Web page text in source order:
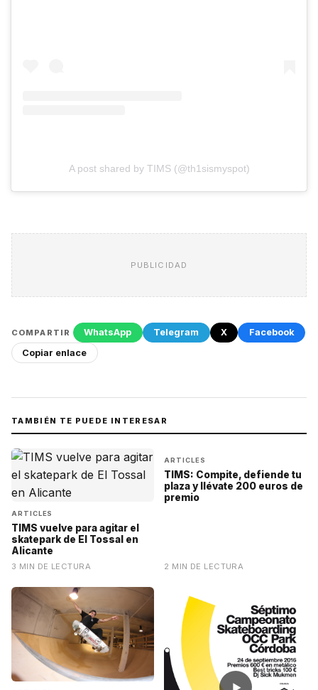
A post shared by TIMS (@th1sismyspot)
PUBLICIDAD
COMPARTIR WhatsApp Telegram X
Facebook
Copiar enlace
TAMBIÉN TE PUEDE INTERESAR
ARTICLES
TIMS vuelve para agitar el
skatepark de El Tossal en
Alicante
3 MIN DE LECTURA
ARTICLES
TIMS: Compite, defiende tu
plaza y llévate 200 euros de
premio
2 MIN DE LECTURA
▶